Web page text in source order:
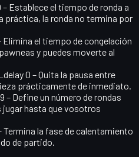
– Establece el tiempo de ronda a
práctica, la ronda no termina por
Elimina el tiempo de congelación
y puedes moverte al
0 – Quita la pausa entre
prácticamente de inmediato.
– Define un número de rondas
jugar hasta que vosotros
Termina la fase de calentamiento
de partido.